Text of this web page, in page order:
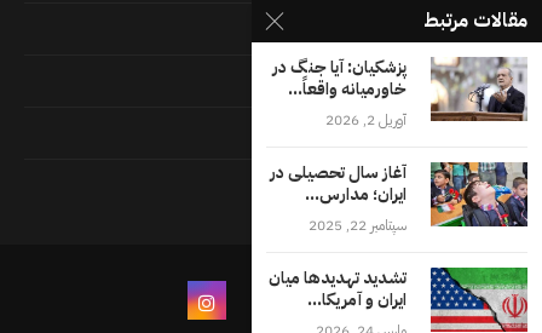
جامعه
دسته بندی نشده
فرهنگ
مقالات مرتبط
پزشکیان: آیا جنگ در
خاورمیانه واقعاً...
آوریل 2, 2026
آغاز سال تحصیلی در
ایران؛ مدارس...
سپتامبر 22, 2025
تشدید تهدیدها میان
ایران و آمریکا...